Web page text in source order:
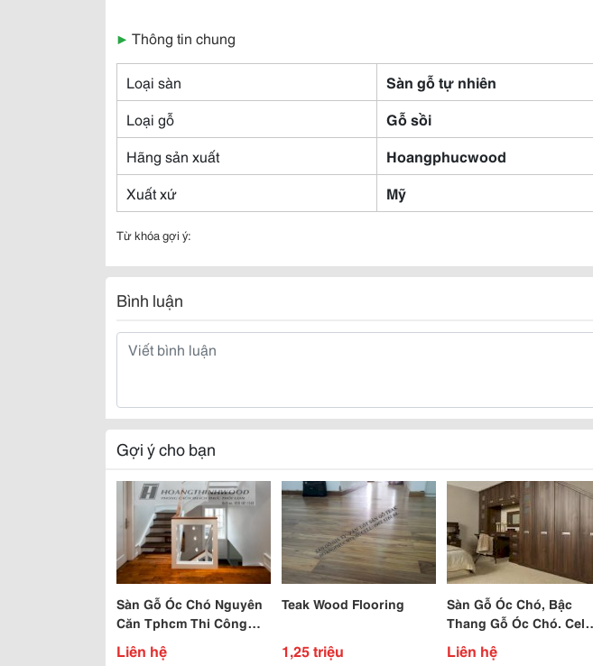
▶ Thông tin chung
Loại sàn
Sàn gỗ tự nhiên
Loại gỗ
Gỗ sồi
Hãng sản xuất
Hoangphucwood
Xuất xứ
Mỹ
Từ khóa gợi ý:
Bình luận
Gợi ý cho bạn
Sàn Gỗ Óc Chó Nguyên
Căn Tphcm Thi Công
Hoàn Thiện Chuyên
Nghiệp
Liên hệ
Teak Wood Flooring
1,25 triệu
Sàn Gỗ Óc Chó, Bậc
Thang Gỗ Óc Chó. Cell:
0902 51 61 64
Liên hệ